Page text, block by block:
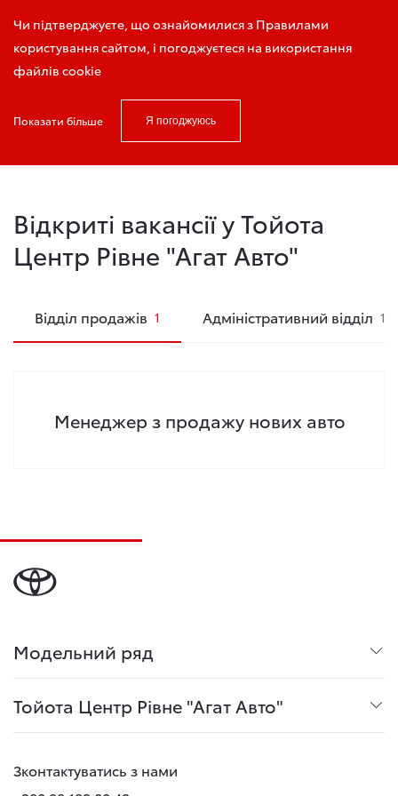
Чи підтверджуєте, що ознайомилися з Правилами
користування сайтом, і погоджуєтеся на використання
файлів cookie
Показати більше Я погоджуюсь
Запис на тест-драйв
Головна Вакансії
Відкриті вакансії у Тойота
Центр Рівне "Агат Авто"
Відділ продажів 1 Адміністративний відділ 1
Менеджер з продажу нових авто
Модельний ряд
Тойота Центр Рівне "Агат Авто"
Зконтактуватись з нами